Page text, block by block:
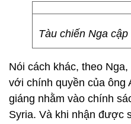
Tàu chiến Nga
Nói cách khác, theo
với chính quyền của ông
giáng nhằm vào chính
Syria. Và khi nhận được